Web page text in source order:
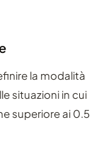
la modalità
situazioni in cui
superiore ai 0.5